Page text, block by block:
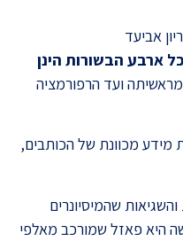
אביעד
כל ארבע הבשורות הינן
ועד הרפורמציה
מידע מכוונת של הכותבים,
שהמיסיונרים
היא פאזל שמורכב מאלפי